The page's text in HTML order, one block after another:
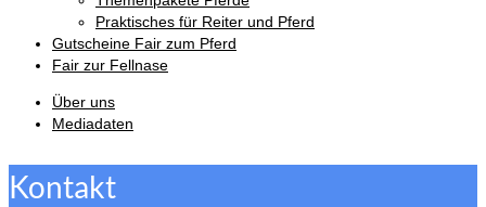
Praktisches für Reiter und Pferd
Gutscheine Fair zum Pferd
Fair zur Fellnase
Über uns
Mediadaten
Kontakt